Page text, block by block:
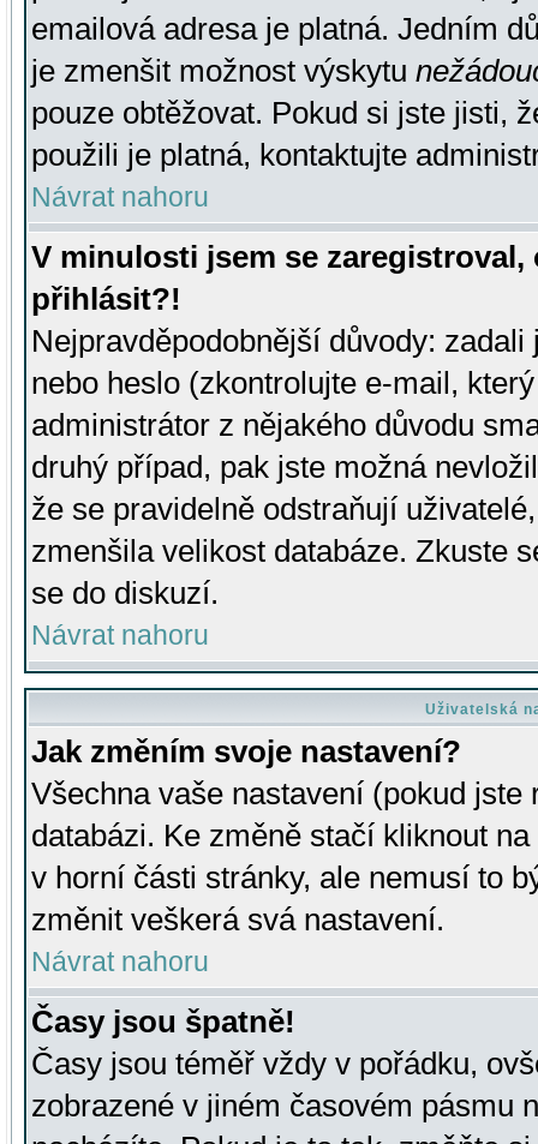
emailová adresa je platná. Jedním
je zmenšit možnost výskytu
pouze obtěžovat. Pokud si jste jisti,
použili je platná, kontaktujte
Návrat nahoru
V minulosti jsem se
přihlásit?!
Nejpravděpodobnější důvody:
nebo heslo (zkontrolujte e-mail,
administrátor z nějakého důvodu
druhý případ, pak jste možná
že se pravidelně odstraňují
zmenšila velikost databáze. Zkuste
se do diskuzí.
Návrat nahoru
Uživatelská
Jak změním svoje nastavení?
Všechna vaše nastavení (pokud
databázi. Ke změně stačí kliknout
v horní části stránky, ale nemusí to
změnit veškerá svá nastavení.
Návrat nahoru
Časy jsou špatně!
Časy jsou téměř vždy v pořádku,
zobrazené v jiném časovém pásmu